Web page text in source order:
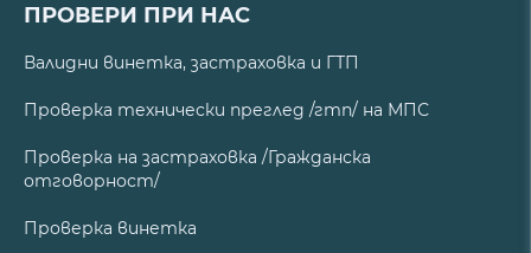
ПРОВЕРИ ПРИ НАС
Валидни винетка, застраховка и ГТП
Проверка технически преглед /гтп/ на МПС
Проверка на застраховка /Гражданска
отговорност/
Проверка винетка